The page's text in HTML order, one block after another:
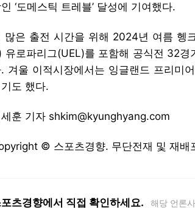
‘도메스틱 트레블’ 달성에 기여했다.
많은 출전 시간을 위해 2024년 여름 헹
유로파리그(UEL)를 포함해 공식전 32
겨울 이적시장에서는 잉글랜드 프리미
도 했다.
세훈 기자 shkim@kyunghyang.com
© 스포츠경향. 무단전재 및 재배
츠경향에서 직접 확인하세요. 해당 언론